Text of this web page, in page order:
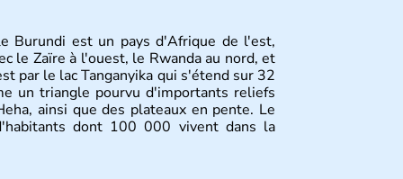
est un pays d'Afrique de l'est,
le Zaïre à l'ouest, le Rwanda au nord, et
par le lac Tanganyika qui s'étend sur 32
un triangle pourvu d'importants reliefs
ainsi que des plateaux en pente. Le
dont 100 000 vivent dans la